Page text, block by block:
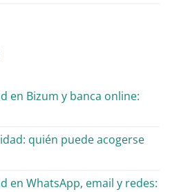
en Bizum y banca online:
quién puede acogerse
en WhatsApp, email y redes: